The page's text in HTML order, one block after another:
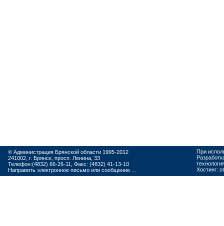
© Администрация Брянской области 1995-2012
241002, г. Брянск, просп. Ленина, 33
Телефон:(4832) 66-26-11, Факс: (4832) 41-13-10
Направить электронное письмо или сообщение ...
При
Хостинг: